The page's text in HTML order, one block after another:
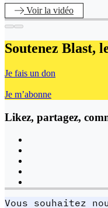
Voirla vidéo
Soutenez Blast,
Je fais un don
Je m’abonne
Likez, partagez,
Vous souhaitez